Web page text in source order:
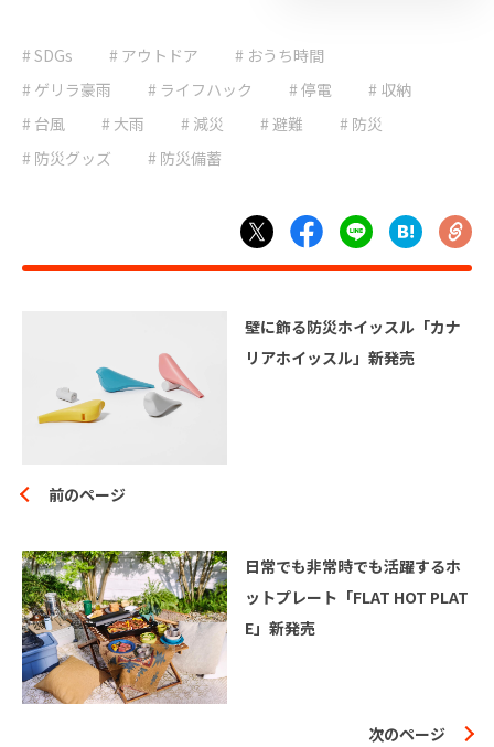
# ライフハック
# 停電
# 台風
# 地震
# 大雨
# 防災グッズ
# 防災備蓄
# 非常食
# SDGs # アウトドア
# おうち時間
# ゲリラ豪雨
# ライフハック # 停電
# 収納
# 台風
# 大雨 # 減災 # 避難
# 防災
# 防災グッズ
# 防災備蓄
壁に飾る防災ホイッスル「カナ
リアホイッスル」新発売
前のページ
日常でも非常時でも活躍するホ
ットプレート「FLAT HOT PLAT
E」新発売
次のページ